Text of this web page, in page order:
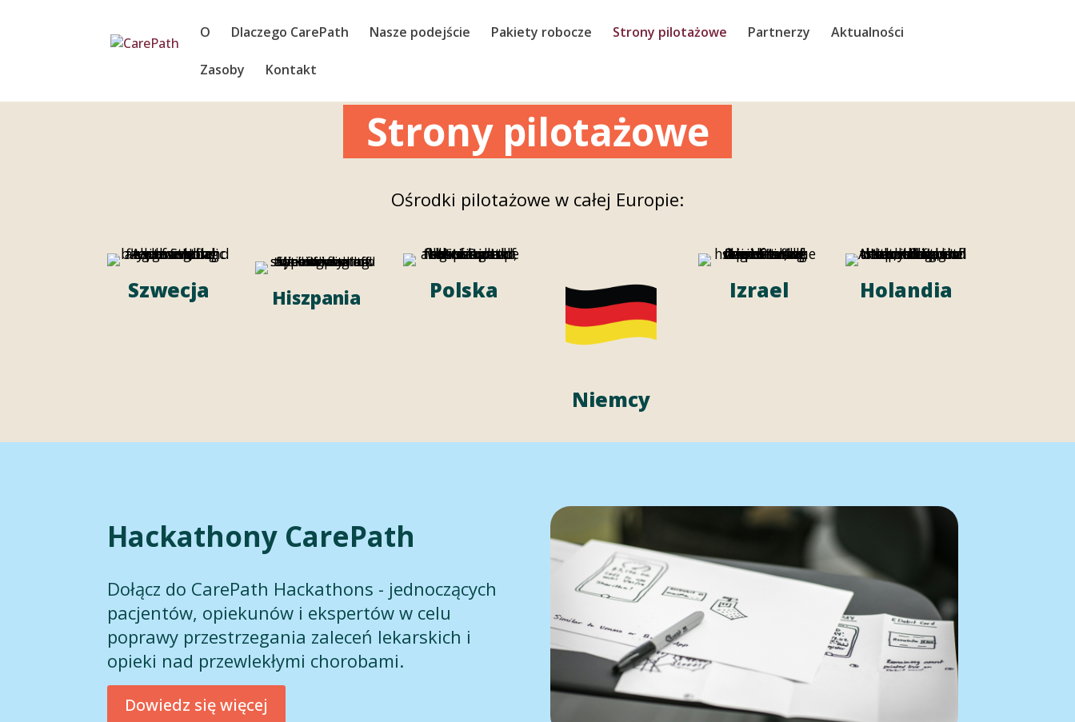
O Dlaczego CarePath Nasze podejście Pakiety robocze Strony pilotażowe Partnerzy Aktualności
Zasoby Kontakt
Strony pilotażowe
Ośrodki pilotażowe w całej Europie:
Szwecja Hiszpania Polska
Niemcy
Izrael Holandia
Hackathony CarePath
Dołącz do CarePath Hackathons - jednoczących
pacjentów, opiekunów i ekspertów w celu
poprawy przestrzegania zaleceń lekarskich i
opieki nad przewlekłymi chorobami.
Dowiedz się więcej